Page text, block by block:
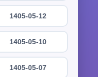
1405-05-12
1405-05-10
1405-05-07